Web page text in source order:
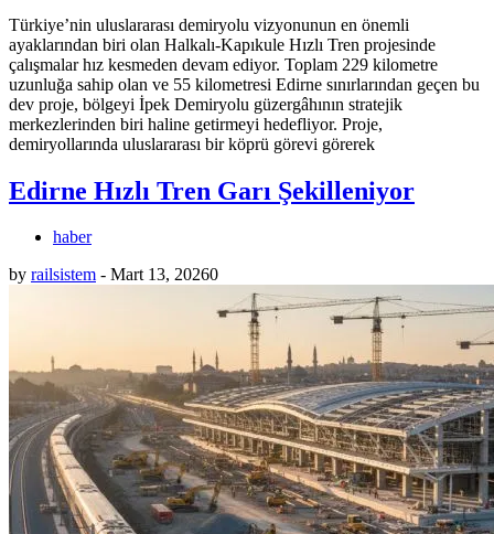
Türkiye’nin uluslararası demiryolu vizyonunun en önemli
ayaklarından biri olan Halkalı-Kapıkule Hızlı Tren projesinde
çalışmalar hız kesmeden devam ediyor. Toplam 229 kilometre
uzunluğa sahip olan ve 55 kilometresi Edirne sınırlarından geçen bu
dev proje, bölgeyi İpek Demiryolu güzergâhının stratejik
merkezlerinden biri haline getirmeyi hedefliyor. Proje,
demiryollarında uluslararası bir köprü görevi görerek
Edirne Hızlı Tren Garı Şekilleniyor
haber
by railsistem - Mart 13, 20260